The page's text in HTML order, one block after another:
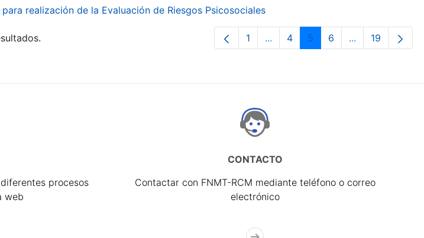
realización de la Evaluación de Riesgos Psicosociales
Página
1 ...Páginas intermedias Use TAB
Página
4 Página
5 Página
6 ...PáginasPágina
19
procesos
web
CONTACTO
Contactar con FNMT-RCM mediante teléfono o correo
electrónico